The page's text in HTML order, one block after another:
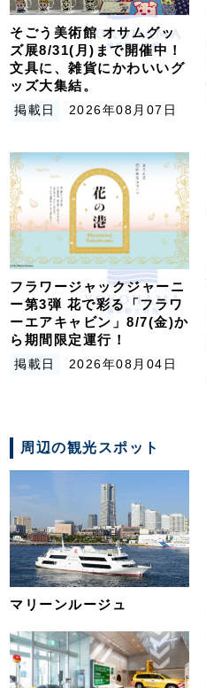
そごう美術館 オサムグッ
ズ展8/31(月)まで開催中！
文具に、雑貨にかわいいグ
ッズ大集結。
掲載日 2026年08月07日
フラワージャックジャーニ
ー第3弾 花で彩る「フラワ
ーエアキャビン」8/7(金)か
ら期間限定運行！
掲載日 2026年08月04日
周辺の観光スポット
マリーンルージュ